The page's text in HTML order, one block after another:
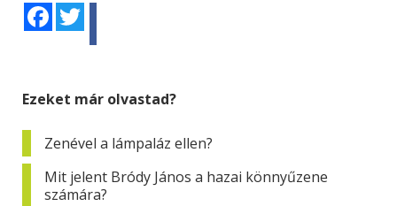
Facebook
Ezeket már olvastad?
Zenével a lámpaláz ellen?
Mit jelent Bródy János a hazai könnyűzene
számára?